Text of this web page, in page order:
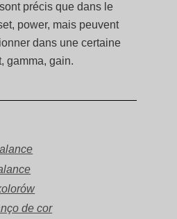
précis que dans le
power, mais peuvent
dans une certaine
gamma, gain.
de cor